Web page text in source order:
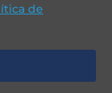
de